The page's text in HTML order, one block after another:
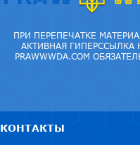
ПРИ ПЕРЕПЕЧАТКЕ
АКТИВНАЯ ГИПЕРССЫЛКА
PRAWWWDA.COM
КОНТАКТЫ